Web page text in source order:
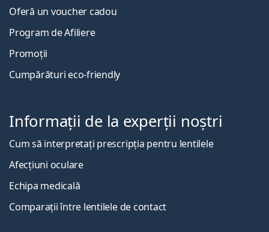
Oferă un voucher cadou
Program de Afiliere
Promoții
Cumpărături eco-friendly
Informații de la experții noștri
Cum să interpretați prescripția pentru lentilele
Afecțiuni oculare
Echipa medicală
Comparații între lentilele de contact